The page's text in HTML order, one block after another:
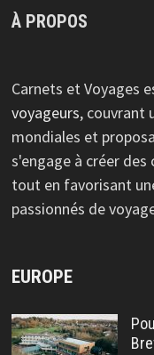
À PROPOS
Carnets et Voyages
voyageurs, couvrant
mondiales et
s'engage à créer
tout en favorisant
passionnés de
EUROPE